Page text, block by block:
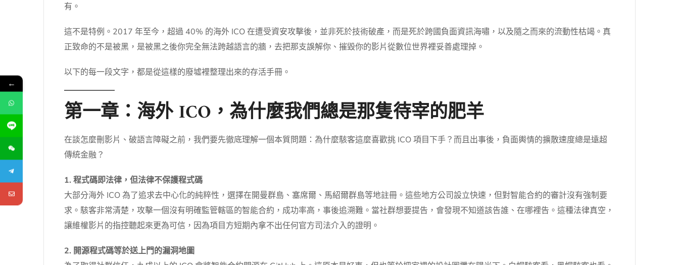
有。
這不是特例。2017 年至今，超過 40% 的海外 ICO 在遭受資安攻擊後，並非死於技術破產，而是死於跨國負面資訊海嘯，以及隨之而來的流動性枯竭。真
正致命的不是被黑，是被黑之後你完全無法跨越語言的牆，去把那支誤解你、摧毀你的影片從數位世界裡妥善處理掉。
以下的每一段文字，都是從這樣的廢墟裡整理出來的存活手冊。
第一章：海外 ICO，為什麼我們總是那隻待宰的肥羊
在談怎麼刪影片、破語言障礙之前，我們要先徹底理解一個本質問題：為什麼駭客這麼喜歡挑 ICO 項目下手？而且出事後，負面輿情的擴散速度總是遠超
傳統金融？
1. 程式碼即法律，但法律不保護程式碼
大部分海外 ICO 為了追求去中心化的純粹性，選擇在開曼群島、塞席爾、馬紹爾群島等地註冊。這些地方公司設立快速，但對智能合約的審計沒有強制要
求。駭客非常清楚，攻擊一個沒有明確監管轄區的智能合約，成功率高，事後追溯難。當社群想要提告，會發現不知道該告誰、在哪裡告。這種法律真空，
讓維權影片的指控聽起來更為可信，因為項目方短期內拿不出任何官方司法介入的證明。
2. 開源程式碼等於送上門的漏洞地圖
←